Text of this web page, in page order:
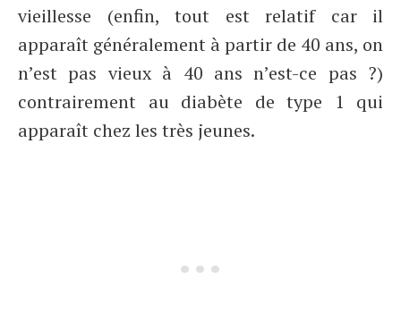
vieillesse (enfin, tout est relatif car il
apparaît généralement à partir de 40 ans, on
n’est pas vieux à 40 ans n’est-ce pas ?)
contrairement au diabète de type 1 qui
apparaît chez les très jeunes.